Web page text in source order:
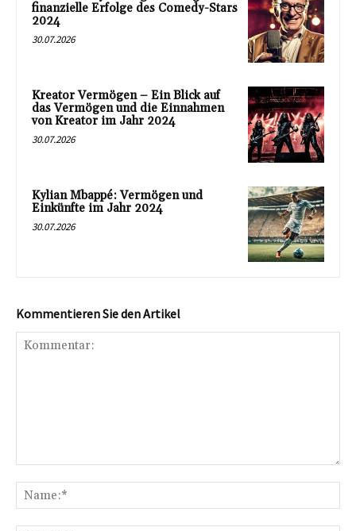
finanzielle Erfolge des Comedy-Stars
2024
30.07.2026
Kreator Vermögen – Ein Blick auf
das Vermögen und die Einnahmen
von Kreator im Jahr 2024
30.07.2026
Kylian Mbappé: Vermögen und
Einkünfte im Jahr 2024
30.07.2026
Kommentieren Sie den Artikel